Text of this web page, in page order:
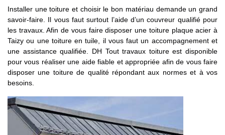
Installer une toiture et choisir le bon matériau demande un grand
savoir-faire. Il vous faut surtout l’aide d’un couvreur qualifié pour
les travaux. Afin de vous faire disposer une toiture plaque acier à
Taizy ou une toiture en tuile, il vous faut un accompagnement et
une assistance qualifiée. DH Tout travaux toiture est disponible
pour vous réaliser une aide fiable et appropriée afin de vous faire
disposer une toiture de qualité répondant aux normes et à vos
besoins.